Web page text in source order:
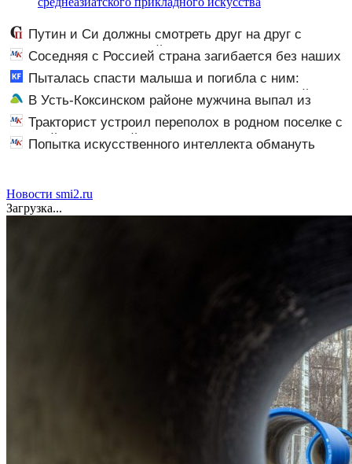
Путин и Си должны смотреть друг на друг с
подозрением: Зеленский поставил задачу своим
дипломатам
Соседняя с Россией страна загибается без наших
туристов
Пыталась спасти малыша и погибла с ним:
женщина разбилась насмерть на глазах у детей
06/08/2026 – Новости
В Усть-Коксинском районе мужчина выпал из
лодки в Катунь и пропал
Тракторист устроил переполох в родном поселке с
погоней и стрельбой
Попытка искусственного интеллекта обмануть
Новости smi2.ru
Загрузка...